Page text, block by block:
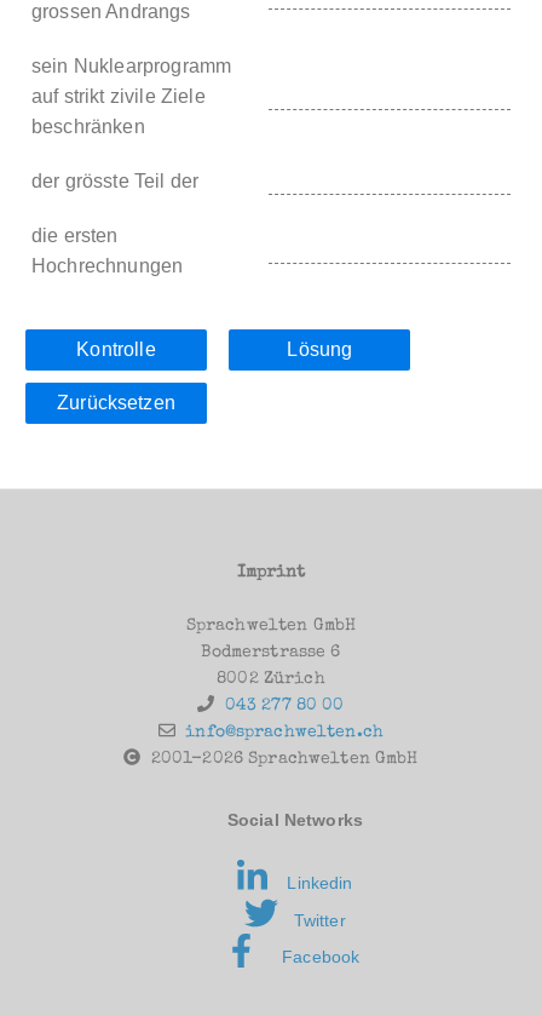
grossen Andrangs
sein Nuklearprogramm
auf strikt zivile Ziele
beschränken
der grösste Teil der
die ersten
Hochrechnungen
Kontrolle Lösung
Zurücksetzen
Imprint
Sprachwelten GmbH
Bodmerstrasse 6
8002 Zürich
043 277 80 00
info@sprachwelten.ch
2001-2026 Sprachwelten GmbH
Social Networks
Linkedin
Twitter
Facebook